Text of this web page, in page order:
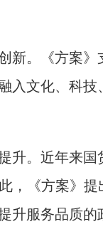
。《方案》
入文化、科
。近年来国
，《方案》
升服务品质